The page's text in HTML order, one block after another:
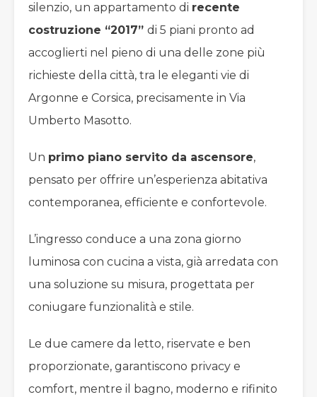
silenzio, un appartamento di recente
costruzione “2017” di 5 piani pronto ad
accoglierti nel pieno di una delle zone più
richieste della città, tra le eleganti vie di
Argonne e Corsica, precisamente in Via
Umberto Masotto.
Un primo piano servito da ascensore,
pensato per offrire un’esperienza abitativa
contemporanea, efficiente e confortevole.
L’ingresso conduce a una zona giorno
luminosa con cucina a vista, già arredata con
una soluzione su misura, progettata per
coniugare funzionalità e stile.
Le due camere da letto, riservate e ben
proporzionate, garantiscono privacy e
comfort, mentre il bagno, moderno e rifinito